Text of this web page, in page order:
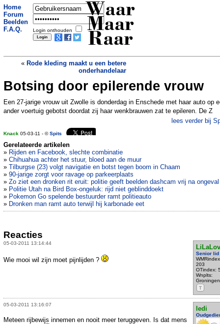
Home
Forum
Beelden
F.A.Q.
Login onthouden
Waar
Maar
Raar
« Rode kleding maakt u een betere
onderhandelaar
Mazda haalt auto terug om spinnen»
Botsing door epilerende vrouw
Een 27-jarige vrouw uit Zwolle is donderdag in Enschede met haar auto op
ander voertuig gebotst doordat zij haar wenkbrauwen zat te epileren. De Z
lees verder bij
Knack 05-03-11 - ©Spits
Gerelateerde artikelen
» Rijden en Facebook, slechte combinatie
» Chihuahua achter het stuur, bloed aan de muur
» Tilburgse (23) volgt navigatie en botst tegen boom in Chaam
» 90-jarige zorgt voor ravage op parkeerplaats
» Zo ziet een dronken rit eruit: politie geeft beelden dashcam vrij na ongeval
» Politie Utah na Bird Box-ongeluk: rijd niet geblinddoekt
» Pokemon Go spelende bestuurder ramt politieauto
» Dronken man ramt auto terwijl hij karbonade eet
Reacties
05-03-2011 13:14:44
Senior lid
203
OTindex:
Wnplts:
Groningen
T
Wie mooi wil zijn moet pijnlijden ?
05-03-2011 13:16:07
ledi
Meteen rijbewijs innemen en nooit meer teruggeven. Is dat mens